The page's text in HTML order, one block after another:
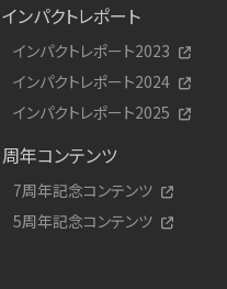
インパクトレポート
インパクトレポート2023
インパクトレポート2024
インパクトレポート2025
周年コンテンツ
7周年記念コンテンツ
5周年記念コンテンツ